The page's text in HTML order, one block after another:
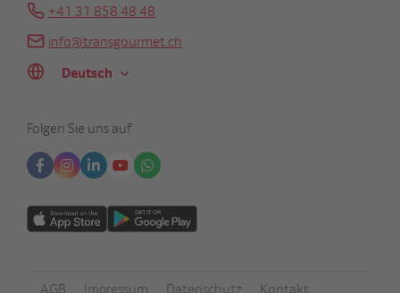
+41 31 858 48 48
info@transgourmet.ch
Select
your
Folgen Sie uns auf
AGB Impressum Datenschutz
Kontakt